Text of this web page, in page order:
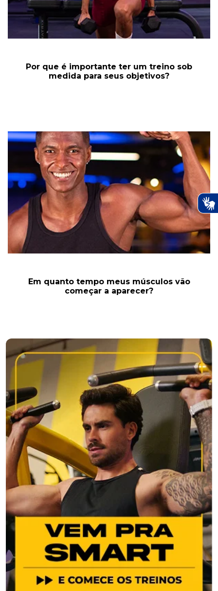
Por que é importante ter um treino sob
medida para seus objetivos?
Em quanto tempo meus músculos vão
começar a aparecer?